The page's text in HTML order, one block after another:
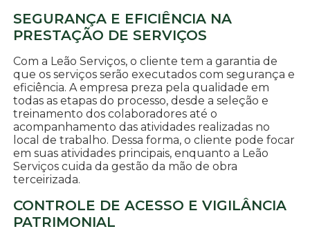
SEGURANÇA E EFICIÊNCIA NA
PRESTAÇÃO DE SERVIÇOS
Com a Leão Serviços, o cliente tem a garantia de
que os serviços serão executados com segurança e
eficiência. A empresa preza pela qualidade em
todas as etapas do processo, desde a seleção e
treinamento dos colaboradores até o
acompanhamento das atividades realizadas no
local de trabalho. Dessa forma, o cliente pode focar
em suas atividades principais, enquanto a Leão
Serviços cuida da gestão da mão de obra
terceirizada.
CONTROLE DE ACESSO E VIGILÂNCIA
PATRIMONIAL